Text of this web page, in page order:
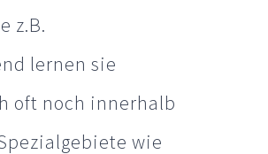
z.B.
lernen sie
oft noch innerhalb
wie